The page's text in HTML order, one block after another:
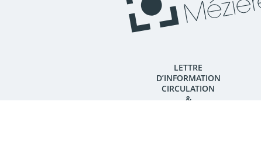
LETTRE
D’INFORMATION
CIRCULATION
&